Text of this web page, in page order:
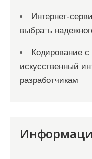
Интернет-
выбрать
Кодирование
искусственный
разработчикам